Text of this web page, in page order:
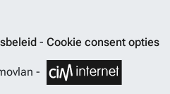
- Cookie consent opties
-